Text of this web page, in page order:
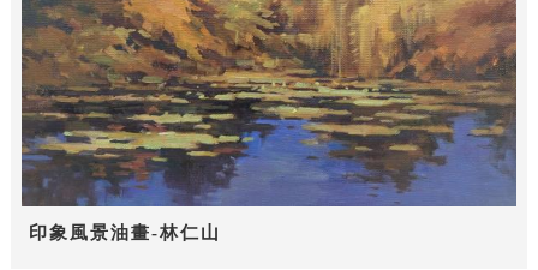
印象風景油畫-林仁山